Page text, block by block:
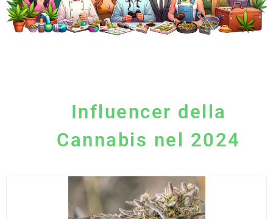
Influencer della
Cannabis nel 2024